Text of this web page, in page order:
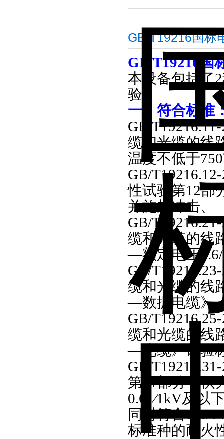
GB/T19216国标
GB /T19216国
本设备包括了
验
一
符合标准
GB/
缆和光缆的线
温度不低于750
GB/
性试验第12部
并施加冲击、
GB/
缆和光缆的线
—额定电压
GB/
缆和光缆的线
—数据电缆》
GB/
缆和光缆的线
—光缆》试验
GB/
第 31部分：供
0.61∕1kV及以
同时符合GB/
标准种的耐火